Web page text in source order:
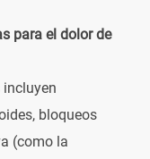
para el dolor de
bloqueos
(como la